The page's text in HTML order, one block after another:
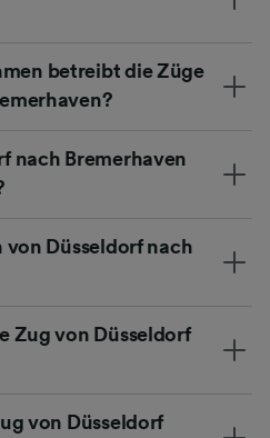
betreibt die Züge
nach Bremerhaven
von Düsseldorf nach
Zug von Düsseldorf
von Düsseldorf